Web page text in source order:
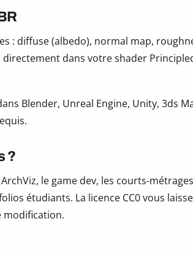
: diffuse (albedo), normal map,
directement dans votre shader
Blender, Unreal Engine, Unity, 3ds
?
le game dev, les courts-
étudiants. La licence CC0 vous
modification.